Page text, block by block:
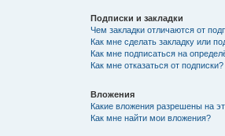
Подписки и закладки
Чем закладки отличаются от
Как мне сделать закладку или
Как мне подписаться на
Как мне отказаться от подписки?
Вложения
Какие вложения разрешены на
Как мне найти мои вложения?